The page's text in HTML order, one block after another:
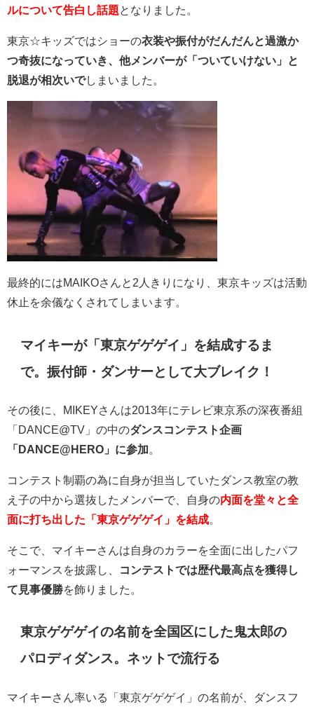
ルについて告白し話題 となりました。
東京☆キッズではショーの衣装や振付がだんだんと過激か
つ奇抜になっていき、他メンバーが「ついていけない」と
脱退が相次いでしまいました。
最終的にはMAIKOさんと2人きりになり、東京キッズは活動
休止を余儀なくされてしまいます。
マイキーが「東京ゲゲゲイ」を結成するま
で。振付師・ダンサーとして大ブレイク！
その後に、
MIKEYさんは2013年にテレビ東京系の深夜番組
「 DANCE@TV 」の中のダンスコンテスト企画
「 DANCE@HERO 」に参加
コンテスト制覇の為に自身が担当していたダンス教室の教
え子の中から選抜したメンバーで、自身の内面を堂々と全
面に打ち出した「東京ゲゲゲイ」を結成
そこで、マイキーさんは自身のカラーを全面に出したパフ
ォーマンスを披露し、
コンテストでは歴代最高点を獲得し
て見事優勝を飾りました。
東京ゲゲゲイの名前を全国区にした鬼太郎の
パロディダンス。ネットで流行る
マイキーさん率いる
「東京ゲゲゲイ」の名前が、ダンスフ